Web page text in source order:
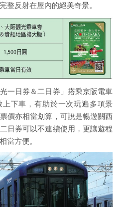
整反射在屋內的絕美奇景。
一日券＆二日券」搭乘京阪電車
下車，有助於一次玩遍多項景
價亦相當划算，可說是暢遊關西
日券可以不連續使用，更讓遊程
當方便。